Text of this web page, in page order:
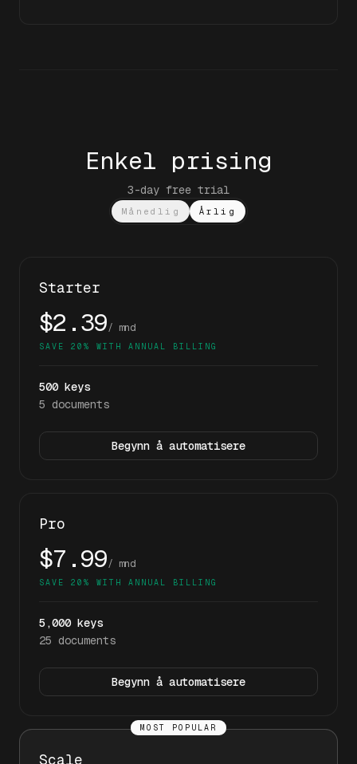
Enkel prising
3-day free trial
Månedlig Årlig
Starter
$2.39/ mnd
SAVE 20% WITH ANNUAL BILLING
500 keys
5 documents
Begynn å automatisere
Pro
$7.99/ mnd
SAVE 20% WITH ANNUAL BILLING
5,000 keys
25 documents
Begynn å automatisere
MOST POPULAR
Scale